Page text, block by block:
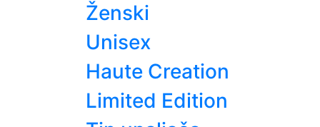
Ženski
Unisex
Haute Creation
Limited Edition